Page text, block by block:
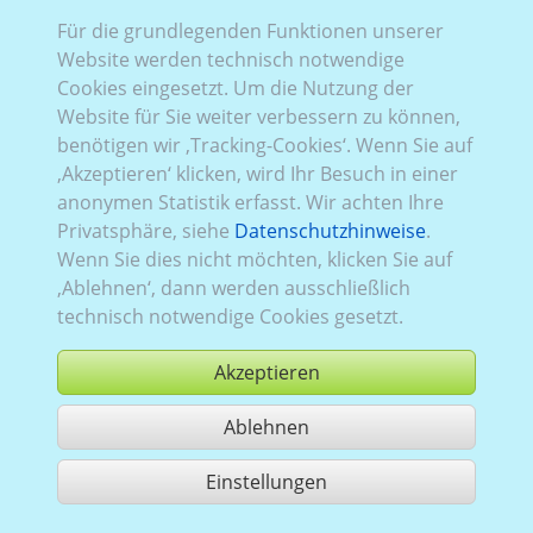
VW_707: Baureihe T6.1,2019–2024,1 ,Heckklappe
Verglasung Linksteilverglast, Rechtsteilverglast
verglast
kaufen
1 Treffer teilen
Für die grundlegenden Funktionen unserer
Website werden technisch notwendige
Cookies eingesetzt. Um die Nutzung der
Website für Sie weiter verbessern zu können,
benötigen wir ‚Tracking-Cookies‘. Wenn Sie auf
‚Akzeptieren‘ klicken, wird Ihr Besuch in einer
anonymen Statistik erfasst. Wir achten Ihre
Privatsphäre, siehe Datenschutzhinweise.
Wenn Sie dies nicht möchten, klicken Sie auf
‚Ablehnen‘, dann werden ausschließlich
technisch notwendige Cookies gesetzt.
Akzeptieren
Ablehnen
Einstellungen